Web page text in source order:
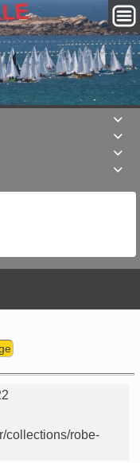




collections/robe-